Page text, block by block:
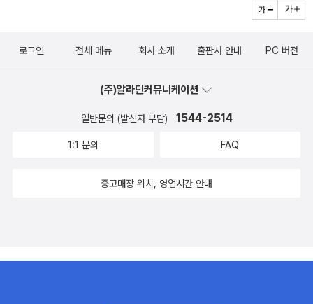
로그인 전체 메뉴 회사 소개 출판사 안내 PC 버전
(주)알라딘커뮤니케이션
일반문의 (발신자 부담) 1544-2514
1:1 문의 FAQ
중고매장 위치, 영업시간 안내